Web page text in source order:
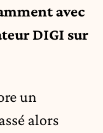
avec
DIGI sur
un
alors